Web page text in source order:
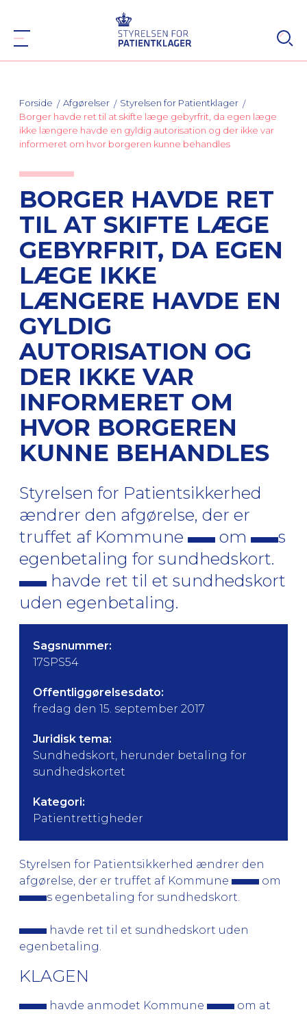
Forside Afgørelser
Styrelsen for Patientklager
Borger havde ret til at skifte læge gebyrfrit, da egen læge
ikke længere havde en gyldig autorisation og der ikke var
informeret om hvor borgeren kunne behandles
BORGER HAVDE RET
TIL AT SKIFTE LÆGE
GEBYRFRIT, DA EGEN
LÆGE IKKE
LÆNGERE HAVDE EN
GYLDIG
AUTORISATION OG
DER IKKE VAR
INFORMERET OM
HVOR BORGEREN
KUNNE BEHANDLES
Styrelsen for Patientsikkerhed
ændrer den afgørelse, der er
truffet af Kommune
om
s
egenbetaling for sundhedskort.
havde ret til et sundhedskort
uden egenbetaling.
Sagsnummer:
17SPS54
Offentliggørelsesdato:
fredag den 15. september 2017
Juridisk tema:
Sundhedskort, herunder betaling for
sundhedskortet
Kategori:
Patientrettigheder
Styrelsen for Patientsikkerhed ændrer den
afgørelse, der er truffet af Kommune
om
s egenbetaling for sundhedskort.
havde ret til et sundhedskort uden
egenbetaling.
KLAGEN
havde anmodet Kommune
om at